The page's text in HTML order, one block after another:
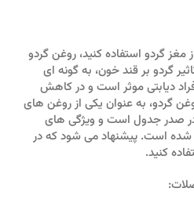
مغز گردو استفاده کنید، روغن گردو
گردو بر قند خون، به گونه ای
دیابتی موثر است و در کاهش
گردو، به عنوان یکی از روغن های
صدر جدول است و ویژگی های
است. پیشنهاد می شود که در
کنید.